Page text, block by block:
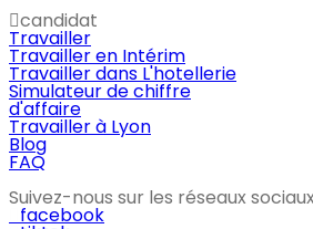
candidat
Travailler
Travailler en Intérim
Travailler dans L'hotellerie
Simulateur de chiffre
d'affaire
Travailler à Lyon
Blog
FAQ
Suivez-nous sur les réseaux
facebook